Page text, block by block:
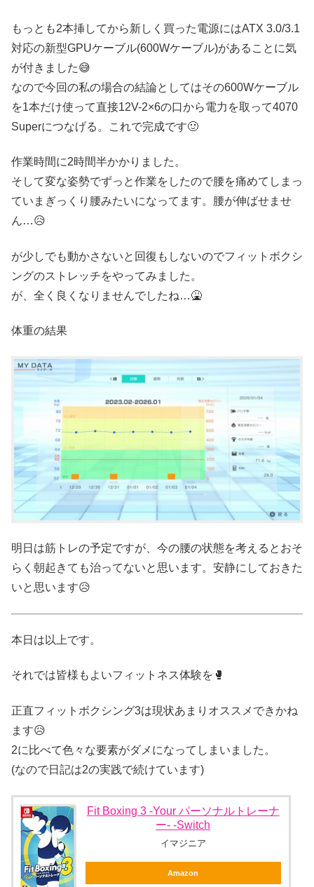
もっとも2本挿してから新しく買った電源にはATX 3.0/3.1
対応の新型GPUケーブル(600Wケーブル)があることに気
が付きました😅
なので今回の私の場合の結論としてはその600Wケーブル
を1本だけ使って直接12V-2×6の口から電力を取って4070
Superにつなげる。これで完成です🙂
作業時間に2時間半かかりました。
そして変な姿勢でずっと作業をしたので腰を痛めてしまっ
ていまぎっくり腰みたいになってます。腰が伸ばせませ
ん…😥
が少しでも動かさないと回復もしないのでフィットボクシ
ングのストレッチをやってみました。
が、全く良くなりませんでしたね…🤮
体重の結果
明日は筋トレの予定ですが、今の腰の状態を考えるとおそ
らく朝起きても治ってないと思います。安静にしておきた
いと思います😥
本日は以上です。
それでは皆様もよいフィットネス体験を🥊
正直フィットボクシング3は現状あまりオススメできかね
ます😥
2に比べて色々な要素がダメになってしまいました。
(なので日記は2の実践で続けています)
Fit Boxing 3 -Your パーソナルトレーナ
ー- -Switch
イマジニア
Amazon